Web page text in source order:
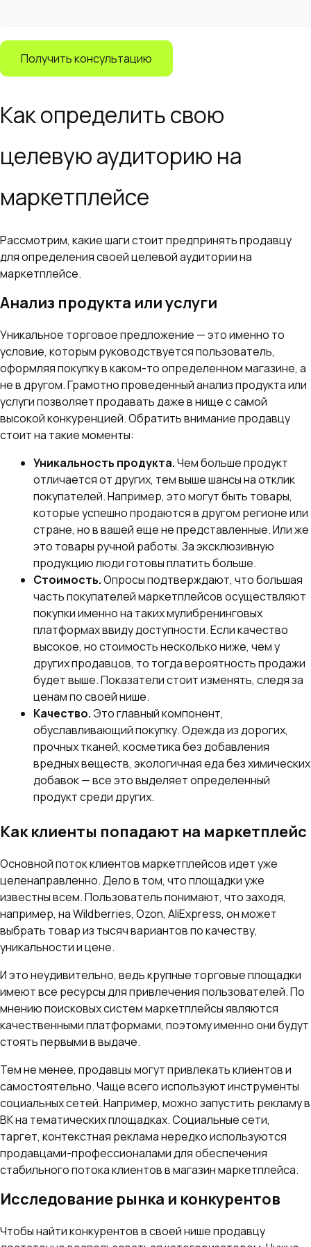
Получить консультацию
Как определить свою
целевую аудиторию на
маркетплейсе
Рассмотрим, какие шаги стоит предпринять продавцу
для определения своей целевой аудитории на
маркетплейсе.
Анализ продукта или услуги
Уникальное торговое предложение — это именно то
условие, которым руководствуется пользователь,
оформляя покупку в каком-то определенном магазине, а
не в другом. Грамотно проведенный анализ продукта или
услуги позволяет продавать даже в нище с самой
высокой конкуренцией. Обратить внимание продавцу
стоит на такие моменты:
Уникальность продукта.Чем больше продукт
отличается от других, тем выше шансы на отклик
покупателей. Например, это могут быть товары,
которые успешно продаются в другом регионе или
стране, но в вашей еще не представленные. Или же
это товары ручной работы. За эксклюзивную
продукцию люди готовы платить больше.
Стоимость.Опросы подтверждают, что большая
часть покупателей маркетплейсов осуществляют
покупки именно на таких мулибренинговых
платформах ввиду доступности. Если качество
высокое, но стоимость несколько ниже, чем у
других продавцов, то тогда вероятность продажи
будет выше. Показатели стоит изменять, следя за
ценам по своей нише.
Качество. Это главный компонент,
обуславливающий покупку. Одежда из дорогих,
прочных тканей, косметика без добавления
вредных веществ, экологичная еда без химических
добавок — все это выделяет определенный
продукт среди других.
Как клиенты попадают на маркетплейс
Основной поток клиентов маркетплейсов идет уже
целенаправленно. Дело в том, что площадки уже
известны всем. Пользователь понимают, что заходя,
например, на Wildberries, Ozon, AliExpress, он может
выбрать товар из тысяч вариантов по качеству,
уникальности и цене.
И это неудивительно, ведь крупные торговые площадки
имеют все ресурсы для привлечения пользователей. По
мнению поисковых систем маркетплейсы являются
качественными платформами, поэтому именно они будут
стоять первыми в выдаче.
Тем не менее, продавцы могут привлекать клиентов и
самостоятельно. Чаще всего используют инструменты
социальных сетей. Например, можно запустить рекламу в
ВК на тематических площадках. Социальные сети,
таргет, контекстная реклама нередко используются
продавцами-профессионалами для обеспечения
стабильного потока клиентов в магазин маркетплейса.
Исследование рынка и конкурентов
Чтобы найти конкурентов в своей нише продавцу